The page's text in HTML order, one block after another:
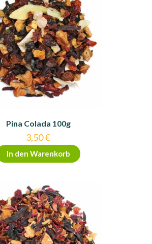
Pina Colada 100g
3,50€
In den Warenkorb